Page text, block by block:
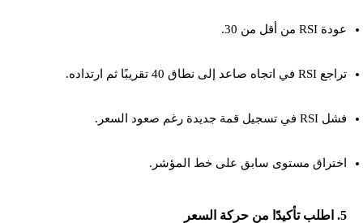
عودة RSI من أقل من 30.
تراجع RSI في اتجاه صاعد إلى نطاق 40 تقريبًا ثم ارتداده.
فشل RSI في تسجيل قمة جديدة رغم صعود السعر.
اختراق مستوى سابق على خط المؤشر.
5. اطلب تأكيدًا من حركة السعر